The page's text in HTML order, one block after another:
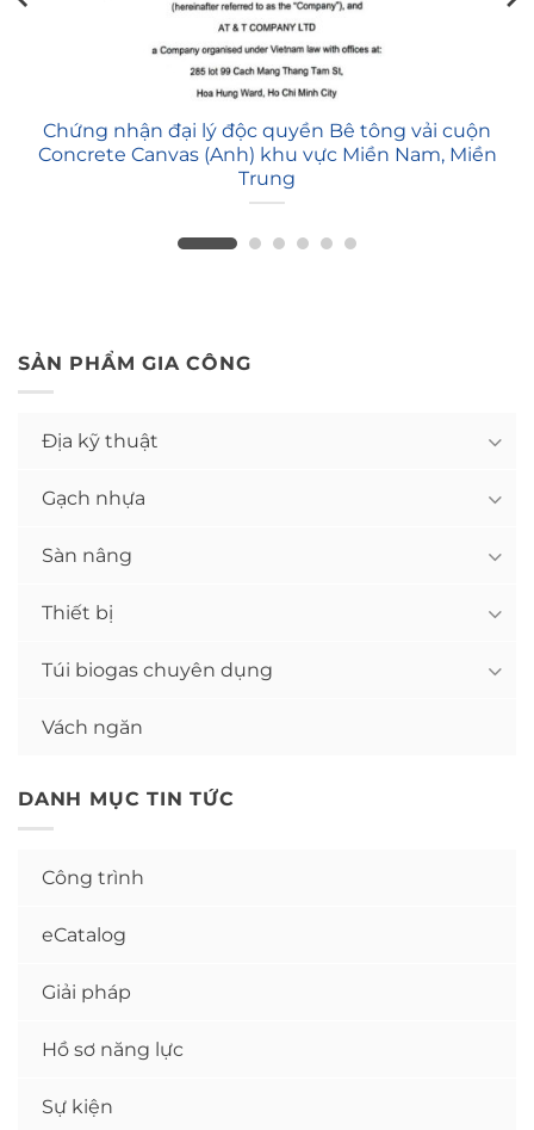
Chứng nhận đại lý độc quyền Bê tông vải cuộn
Concrete Canvas (Anh) khu vực Miền Nam, Miền
Trung
SẢN PHẨM GIA CÔNG
Địa kỹ thuật
Gạch nhựa
Sàn nâng
Thiết bị
Túi biogas chuyên dụng
Vách ngăn
DANH MỤC TIN TỨC
Công trình
eCatalog
Giải pháp
Hồ sơ năng lực
Sự kiện